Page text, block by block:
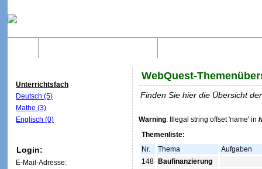
Unterrichtsfach
Deutsch (5)
Mathe (3)
Englisch (0)
Login:
E-Mail-Adresse:
WebQuest-
Finden Sie hier die Übersicht
Warning: Illegal string offset 'name' in /
Themenliste:
Nr.
Thema
Aufgaben
148
Baufinanzierung